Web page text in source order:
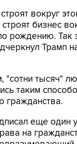
вокруг
бизнес
рождению. Так
Трамп
"сотни тысяч"
таким
гражданства.
еще один
на